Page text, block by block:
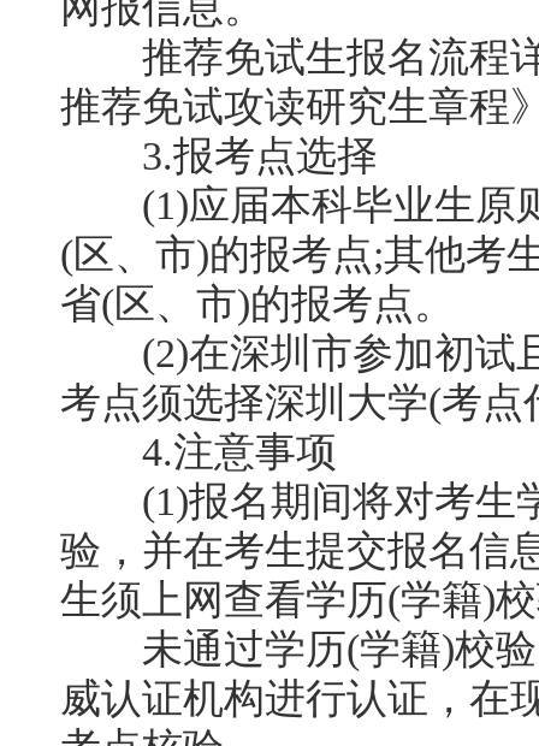
推荐免试生报名流程详
推荐免试攻读研究生章程
3.报考点选择
(1)应届本科毕业生原
(区、市)的报考点;其他考
省(区、市)的报考点。
(2)在深圳市参加初试
考点须选择深圳大学(考点
4.注意事项
(1)报名期间将对考生
验，并在考生提交报名信
生须上网查看学历(学籍)
未通过学历(学籍)校验
威认证机构进行认证，在